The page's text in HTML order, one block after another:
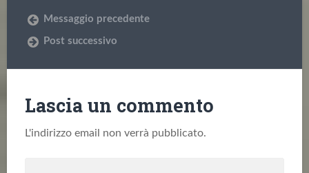
Messaggio precedente
Post successivo
Lascia un commento
L'indirizzo email non verrà pubblicato.